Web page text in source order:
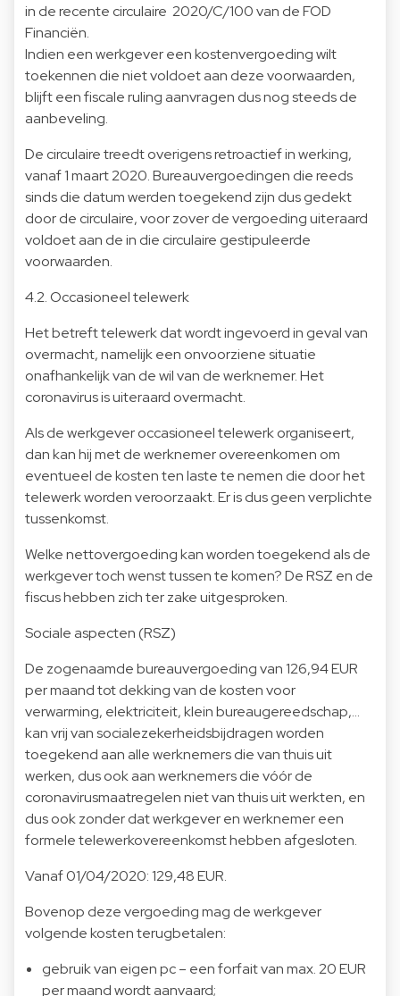
in de recente circulaire 2020/C/100 van de FOD
Financiën.
Indien een werkgever een kostenvergoeding wilt
toekennen die niet voldoet aan deze voorwaarden,
blijft een fiscale ruling aanvragen dus nog steeds de
aanbeveling.
De circulaire treedt overigens retroactief in werking,
vanaf 1 maart 2020. Bureauvergoedingen die reeds
sinds die datum werden toegekend zijn dus gedekt
door de circulaire, voor zover de vergoeding uiteraard
voldoet aan de in die circulaire gestipuleerde
voorwaarden.
4.2. Occasioneel telewerk
Het betreft telewerk dat wordt ingevoerd in geval van
overmacht, namelijk een onvoorziene situatie
onafhankelijk van de wil van de werknemer. Het
coronavirus is uiteraard overmacht.
Als de werkgever occasioneel telewerk organiseert,
dan kan hij met de werknemer overeenkomen om
eventueel de kosten ten laste te nemen die door het
telewerk worden veroorzaakt. Er is dus geen verplichte
tussenkomst.
Welke nettovergoeding kan worden toegekend als de
werkgever toch wenst tussen te komen? De RSZ en de
fiscus hebben zich ter zake uitgesproken.
Sociale aspecten (RSZ)
De zogenaamde bureauvergoeding van 126,94 EUR
per maand tot dekking van de kosten voor
verwarming, elektriciteit, klein bureaugereedschap,…
kan vrij van socialezekerheidsbijdragen worden
toegekend aan alle werknemers die van thuis uit
werken, dus ook aan werknemers die vóór de
coronavirusmaatregelen niet van thuis uit werkten, en
dus ook zonder dat werkgever en werknemer een
formele telewerkovereenkomst hebben afgesloten.
Vanaf 01/04/2020: 129,48 EUR.
Bovenop deze vergoeding mag de werkgever
volgende kosten terugbetalen:
gebruik van eigen pc – een forfait van max. 20 EUR
per maand wordt aanvaard;